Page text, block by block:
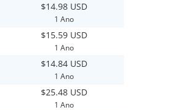
$14.98 USD
1 Ano
$15.59 USD
1 Ano
$14.84 USD
1 Ano
$25.48 USD
1 Ano